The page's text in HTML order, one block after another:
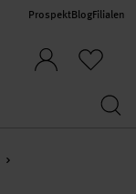
ProspektBlogFilialen